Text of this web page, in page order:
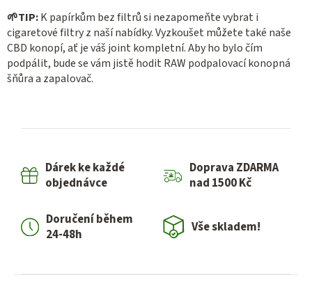
🌱TIP:K papírkům bez filtrů si nezapomeňte vybrat i
cigaretové filtry z naší nabídky. Vyzkoušet můžete také naše
CBD konopí, ať je váš joint kompletní. Aby ho bylo čím
podpálit, bude se vám jistě hodit RAW podpalovací konopná
šňůra a zapalovač.
Dárek ke každé
objednávce
Doprava ZDARMA
nad 1500 Kč
Doručení během
24-48h
Vše skladem!